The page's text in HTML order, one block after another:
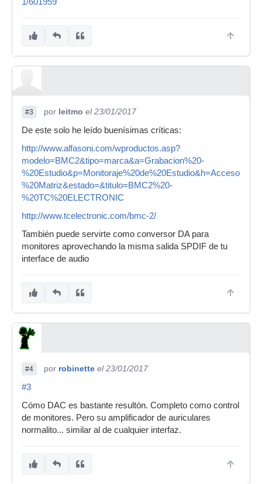
#3 por leitmo el 23/01/2017
De este solo he leído buenísimas críticas:
http://www.alfasoni.com/wproductos.asp?
modelo=BMC2&tipo=marca&a=Grabacion%20-
%20Matriz&estado=&titulo=BMC2%20-
%20TC%20ELECTRONIC
http://www.tcelectronic.com/bmc-2/
También puede servirte como conversor DA para
monitores aprovechando la misma salida SPDIF de tu
interface de audio
#4 por robinette el 23/01/2017
#3
Cómo DAC es bastante resultón. Completo como control
de monitores. Pero su amplificador de auriculares
normalito... similar al de cualquier interfaz.